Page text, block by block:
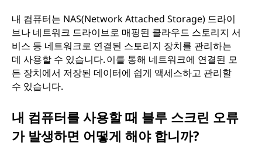
내 컴퓨터는 NAS(Network Attached Storage) 드라이
브나 네트워크 드라이브로 매핑된 클라우드 스토리지 서
비스 등 네트워크로 연결된 스토리지 장치를 관리하는
데 사용할 수 있습니다. 이를 통해 네트워크에 연결된 모
든 장치에서 저장된 데이터에 쉽게 액세스하고 관리할
수 있습니다.
내 컴퓨터를 사용할 때 블루 스크린 오류
가 발생하면 어떻게 해야 합니까?